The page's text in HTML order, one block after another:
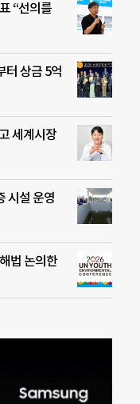
“선의를
터 상금 5억
세계시장
시설 운영
법 논의한